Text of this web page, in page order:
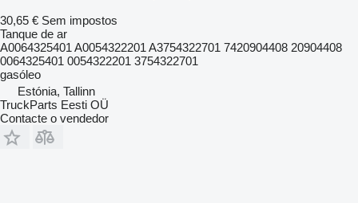
30,65 € Sem impostos
Tanque de ar
A0064325401 A0054322201 A3754322701 7420904408 20904408
0064325401 0054322201 3754322701
gasóleo
Estónia, Tallinn
TruckParts Eesti OÜ
Contacte o vendedor